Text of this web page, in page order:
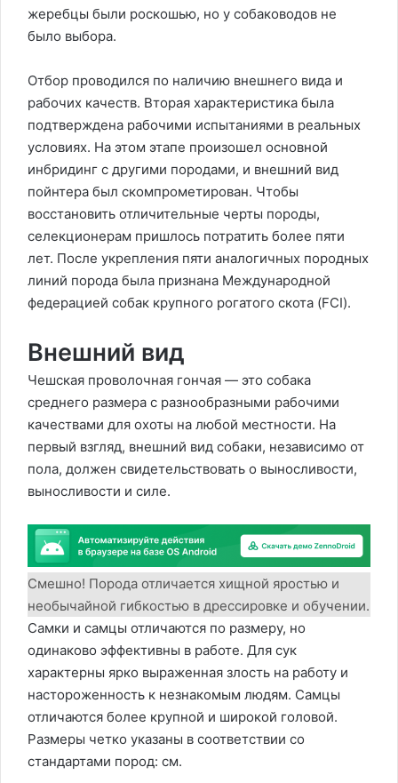
жеребцы были роскошью, но у собаководов не
было выбора.
Отбор проводился по наличию внешнего вида и
рабочих качеств. Вторая характеристика была
подтверждена рабочими испытаниями в реальных
условиях. На этом этапе произошел основной
инбридинг с другими породами, и внешний вид
пойнтера был скомпрометирован. Чтобы
восстановить отличительные черты породы,
селекционерам пришлось потратить более пяти
лет. После укрепления пяти аналогичных породных
линий порода была признана Международной
федерацией собак крупного рогатого скота (FCI).
Внешний вид
Чешская проволочная гончая — это собака
среднего размера с разнообразными рабочими
качествами для охоты на любой местности. На
первый взгляд, внешний вид собаки, независимо от
пола, должен свидетельствовать о выносливости,
выносливости и силе.
Смешно! Порода отличается хищной яростью и
необычайной гибкостью в дрессировке и обучении.
Самки и самцы отличаются по размеру, но
одинаково эффективны в работе. Для сук
характерны ярко выраженная злость на работу и
настороженность к незнакомым людям. Самцы
отличаются более крупной и широкой головой.
Размеры четко указаны в соответствии со
стандартами пород: см.